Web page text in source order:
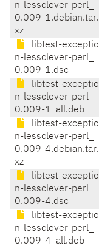
n-lessclever-perl_
0.009-1.debian.tar.
xz
libtest-exceptio
n-lessclever-perl_
0.009-1.dsc
libtest-exceptio
n-lessclever-perl_
0.009-1_all.deb
libtest-exceptio
n-lessclever-perl_
0.009-4.debian.tar.
xz
libtest-exceptio
n-lessclever-perl_
0.009-4.dsc
libtest-exceptio
n-lessclever-perl_
0.009-4_all.deb